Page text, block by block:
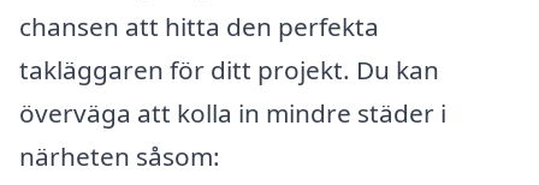
chansen att hitta den perfekta
takläggaren för ditt projekt. Du kan
överväga att kolla in mindre städer i
närheten såsom: